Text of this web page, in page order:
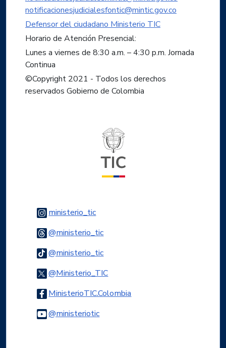
notificacionesjudicialesfontic@mintic.gov.co
Defensor del ciudadano Ministerio TIC
Horario de Atención Presencial:
Lunes a viernes de 8:30 a.m. – 4:30 p.m. Jornada
Continua
©Copyright 2021 - Todos los derechos
reservados Gobierno de Colombia
ministerio_ticLogo Instagram
@ministerio_ticLogo Threads
@ministerio_ticLogo Tiktok
@Ministerio_TICLogo Twitter
MinisterioTIC.ColombiaLogo Facebook
@ministerioticLogo Youtube